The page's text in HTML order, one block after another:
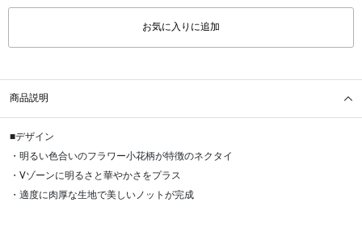
お気に入りに追加
商品説明
■デザイン
・明るい色合いのフラワー小花柄が特徴のネクタイ
・Vゾーンに明るさと華やかさをプラス
・適度に肉厚な生地で美しいノットが完成